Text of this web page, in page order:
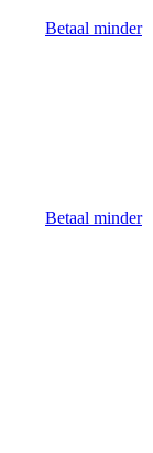
Betaal minder
Betaal minder